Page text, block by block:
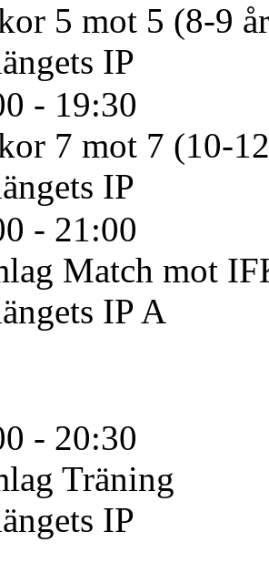
5 mot 5 (8-9
IP
- 19:30
7 mot 7 (10-
IP
- 21:00
Match mot
IP A
- 20:30
Träning
IP